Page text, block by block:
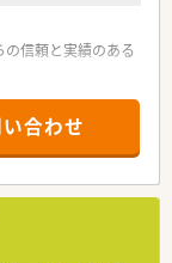
信頼と実績のある
ます。常時2名以
世代の方におすす
勤もなく休日出勤
る、長く安定して
合わせ